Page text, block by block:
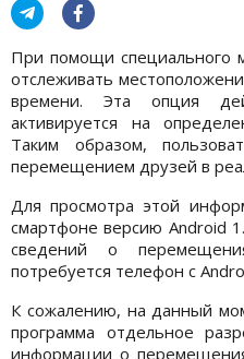
При помощи специального
отслеживать
времени. Эта опция
активируется на
Таким образом,
перемещением друзей в
Для просмотра этой
смартфоне версию Android
сведений о
потребуется телефон с
К сожалению, на данный
программа отдельное
информации о